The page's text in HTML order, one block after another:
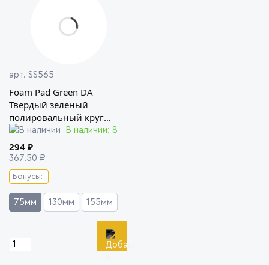
арт. SS565
Foam Pad Green DA
Твердый зеленый
полировальный круг
Shine SystemsВ наличии: 8
294 ₽
367.50 ₽
Бонусы:
75мм 130мм 155мм